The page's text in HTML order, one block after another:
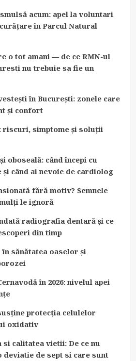
acum: apel la voluntari
în Parcul Natural
o tot amani — de ce RMN-ul
nu trebuie sa fie un
în București: zonele care
și confort
riscuri, simptome și soluții
oboseală: când începi cu
când ai nevoie de cardiolog
fără motiv? Semnele
le ignoră
radiografia dentară și ce
din timp
sănătatea oaselor și
în 2026: nivelul apei
protecția celulelor
oxidativ
calitatea vietii: De ce nu
de sept si care sunt